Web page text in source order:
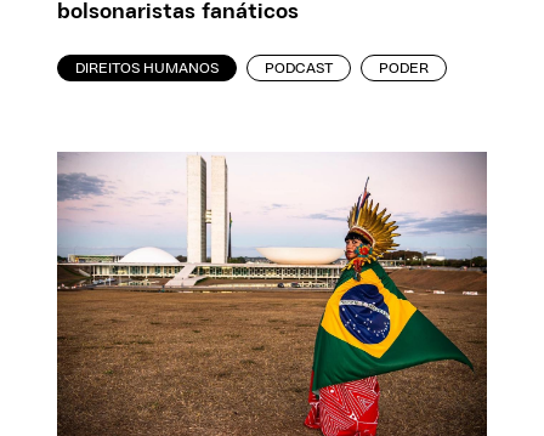
bolsonaristas fanáticos
DIREITOS HUMANOS PODCAST PODER